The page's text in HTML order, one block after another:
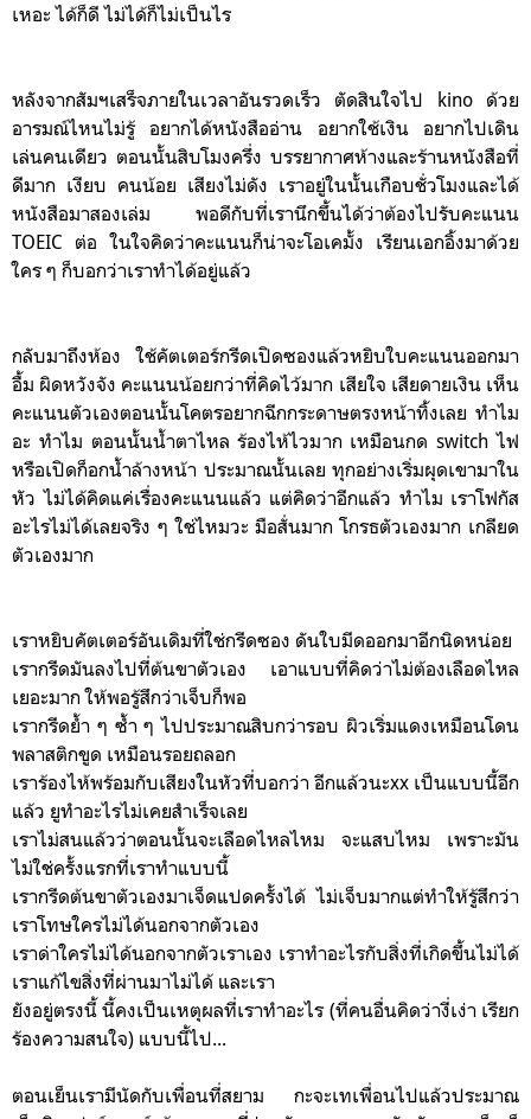
เหอะ ได้ก็ดี ไม่ได้ก็ไม่เป็นไร
หลังจากสัมฯเสร็จภายในเวลาอันรวดเร็ว ตัดสินใจไป kino ด้วย
อารมณ์ไหนไม่รู้ อยากได้หนังสืออ่าน อยากใช้เงิน อยากไปเดิน
เล่นคนเดียว ตอนนั้นสิบโมงครึ่ง บรรยากาศห้างและร้านหนังสือที่
ดีมาก เงียบ คนน้อย เสียงไม่ดัง เราอยู่ในนั้นเกือบชั่วโมงและได้
หนังสือมาสองเล่ม พอดีกับที่เรานึกขึ้นได้ว่าต้องไปรับคะแนน
TOEIC ต่อ ในใจคิดว่าคะแนนก็น่าจะโอเคมั้ง เรียนเอกอิ้งมาด้วย
ใคร ๆ ก็บอกว่าเราทำได้อยู่แล้ว
กลับมาถึงห้อง ใช้คัตเตอร์กรีดเปิดซองแล้วหยิบใบคะแนนออกมา
อื้ม ผิดหวังจัง คะแนนน้อยกว่าที่คิดไว้มาก เสียใจ เสียดายเงิน เห็น
คะแนนตัวเองตอนนั้นโคตรอยากฉีกกระดาษตรงหน้าทิ้งเลย ทำไม
อะ ทำไม ตอนนั้นน้ำตาไหล ร้องไห้ไวมาก เหมือนกด switch ไฟ
หรือเปิดก็อกน้ำล้างหน้า ประมาณนั้นเลย ทุกอย่างเริ่มผุดเขามาใน
หัว ไม่ได้คิดแค่เรื่องคะแนนแล้ว แต่คิดว่าอีกแล้ว ทำไม เราโฟกัส
อะไรไม่ได้เลยจริง ๆ ใช่ไหมวะ มือสั่นมาก โกรธตัวเองมาก เกลียด
ตัวเองมาก
เราหยิบคัตเตอร์อันเดิมที่ใช่กรีดซอง ดันใบมีดออกมาอีกนิดหน่อย
เรากรีดมันลงไปที่ต้นขาตัวเอง เอาแบบที่คิดว่าไม่ต้องเลือดไหล
เยอะมาก ให้พอรู้สึกว่าเจ็บก็พอ
เรากรีดย้ำ ๆ ซ้ำ ๆ ไปประมาณสิบกว่ารอบ ผิวเริ่มแดงเหมือนโดน
พลาสติกขูด เหมือนรอยถลอก
เราร้องไห้พร้อมกับเสียงในหัวที่บอกว่า อีกแล้วนะxx เป็นแบบนี้อีก
แล้ว ยูทำอะไรไม่เคยสำเร็จเลย
เราไม่สนแล้วว่าตอนนั้นจะเลือดไหลไหม จะแสบไหม เพราะมัน
ไม่ใช่ครั้งแรกท่ี่เราทำแบบนี้
เรากรีดต้นขาตัวเองมาเจ็ดแปดครั้งได้ ไม่เจ็บมากแต่ทำให้รู้สึกว่า
เราโทษใครไม่ได้นอกจากตัวเอง
เราด่าใครไม่ได้นอกจากตัวเราเอง เราทำอะไรกับสิ่งที่เกิดขึ้นไม่ได้
เราแก้ไขสิ่งที่ผ่านมาไม่ได้ และเรา
ยังอยู่ตรงนี้ นี้คงเป็นเหตุผลที่เราทำอะไร (ที่คนอื่นคิดว่างี่เง่า เรียก
ร้องความสนใจ) แบบนี้ไป...
ตอนเย็นเรามีนัดกับเพื่อนที่สยาม กะจะเทเพื่อนไปแล้วประมาณ